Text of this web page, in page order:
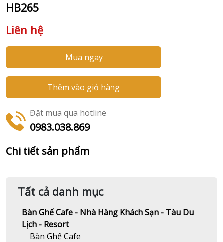
HB265
Liên hệ
Mua ngay
Thêm vào giỏ hàng
Đặt mua qua hotline
0983.038.869
Chi tiết sản phẩm
Tất cả danh mục
Bàn Ghế Cafe - Nhà Hàng Khách Sạn - Tàu Du
Lịch - Resort
Bàn Ghế Cafe